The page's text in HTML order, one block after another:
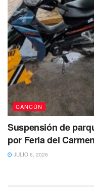
inmediaciones,se
conocido y sonado fue
año pasado, cuando
venezolanoque se
en el estacionamiento
menor días después.
CANCÚN
Suspensión de
por Feria del
JULIO 6, 2026